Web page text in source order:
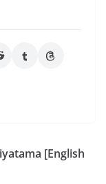
[English